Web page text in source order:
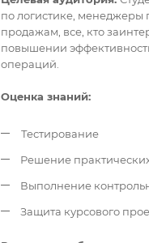
по логистике, менеджеры
продажам, все, кто
повышении
операций.
Оценка знаний:
Тестирование
Решение
Выполнение
Защита курсового